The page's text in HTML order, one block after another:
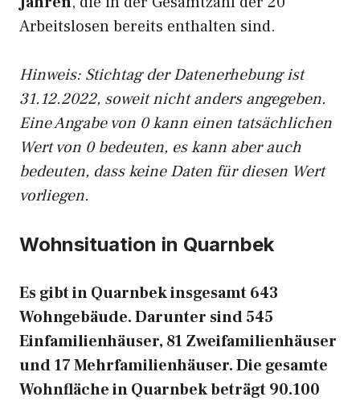
Arbeitslosen bereits enthalten sind.
Hinweis: Stichtag der Datenerhebung ist
31.12.2022, soweit nicht anders angegeben.
Eine Angabe von 0 kann einen tatsächlichen
Wert von 0 bedeuten, es kann aber auch
bedeuten, dass keine Daten für diesen Wert
vorliegen.
Wohnsituation in Quarnbek
Es gibt in Quarnbek insgesamt 643
Wohngebäude. Darunter sind 545
Einfamilienhäuser, 81 Zweifamilienhäuser
und 17 Mehrfamilienhäuser. Die gesamte
Wohnfläche in Quarnbek beträgt 90.100